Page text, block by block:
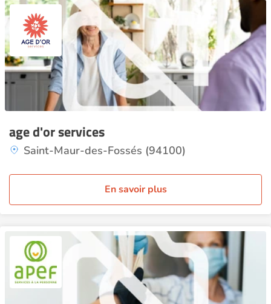
age d'or services
Saint-Maur-des-Fossés (94100)
En savoir plus